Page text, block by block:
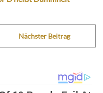
Nächster Beitrag